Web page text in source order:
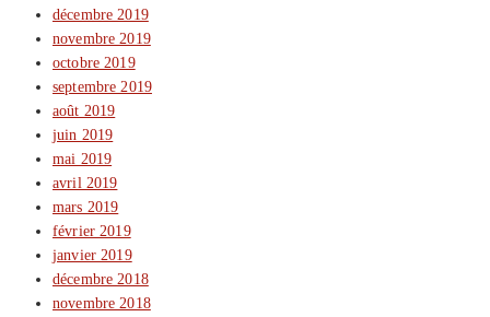
décembre 2019
novembre 2019
octobre 2019
septembre 2019
août 2019
juin 2019
mai 2019
avril 2019
mars 2019
février 2019
janvier 2019
décembre 2018
novembre 2018